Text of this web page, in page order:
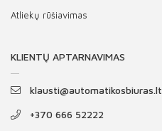
Atliekų rūšiavimas
KLIENTŲ APTARNAVIMAS
klausti@automatikosbiuras.lt
+370 666 52222